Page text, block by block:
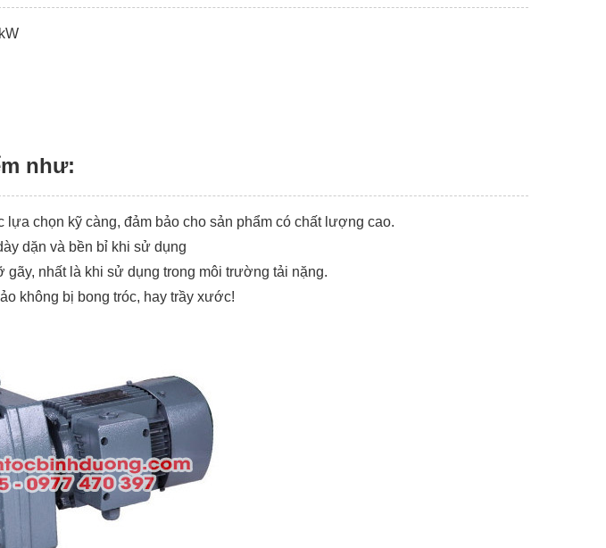
như:
chọn kỹ càng, đảm bảo cho sản phẩm có chất lượng cao.
dặn và bền bỉ khi sử dụng
nhất là khi sử dụng trong môi trường tải nặng.
không bị bong tróc, hay trầy xước!